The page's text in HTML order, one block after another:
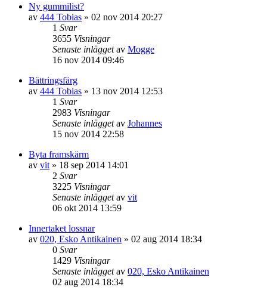
Ny gummilist?
av 444 Tobias » 02 nov 2014 20:27
1 Svar
3655 Visningar
Senaste inläggetav Mogge
16 nov 2014 09:46
Bättringsfärg
av 444 Tobias » 13 nov 2014 12:53
1 Svar
2983 Visningar
Senaste inläggetav Johannes
15 nov 2014 22:58
Byta framskärm
av vit » 18 sep 2014 14:01
2 Svar
3225 Visningar
Senaste inläggetav vit
06 okt 2014 13:59
Innertaket lossnar
av 020, Esko Antikainen » 02 aug 2014 18:34
0 Svar
1429 Visningar
Senaste inläggetav 020, Esko Antikainen
02 aug 2014 18:34